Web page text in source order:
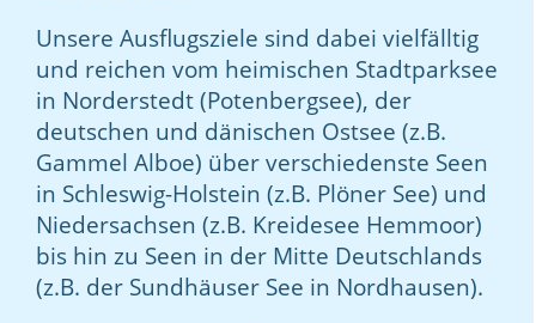
Unsere Ausflugsziele sind dabei vielfälltig
und reichen vom heimischen Stadtparksee
in Norderstedt (Potenbergsee), der
deutschen und dänischen Ostsee (z.B.
Gammel Alboe) über verschiedenste Seen
in Schleswig-Holstein (z.B. Plöner See) und
Niedersachsen (z.B. Kreidesee Hemmoor)
bis hin zu Seen in der Mitte Deutschlands
(z.B. der Sundhäuser See in Nordhausen).